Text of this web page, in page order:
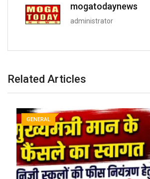
mogatodaynews
administrator
Related Articles
GENERAL